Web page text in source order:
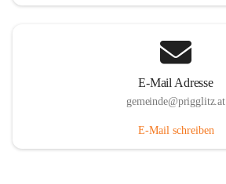
E-Mail Adresse
gemeinde@prigglitz.at
E-Mail schreiben